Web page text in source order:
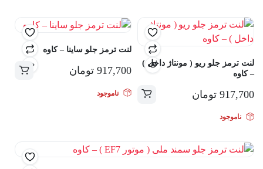
مختلفی
باشد.
گزینه
ممکن
محصول
لنت ترمز جلو ریو ( مونتاژ داخل )
– کاوه
917,700 تومان
ناموجود
لنت ترمز جلو ساینا – کاوه
917,700 تومان
ناموجود